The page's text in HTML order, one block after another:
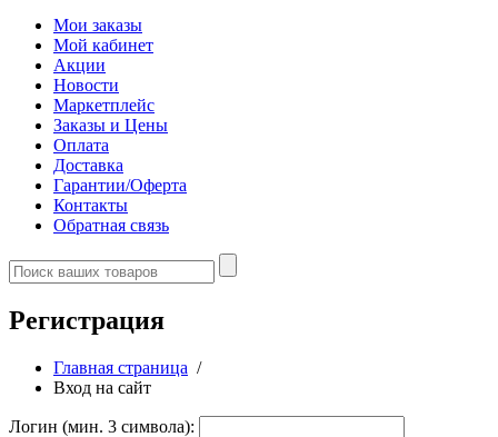
Мои заказы
Мой кабинет
Акции
Новости
Маркетплейс
Заказы и Цены
Оплата
Доставка
Гарантии/Оферта
Контакты
Обратная связь
Регистрация
Главная страница /
Вход на сайт
Логин (мин. 3 символа):